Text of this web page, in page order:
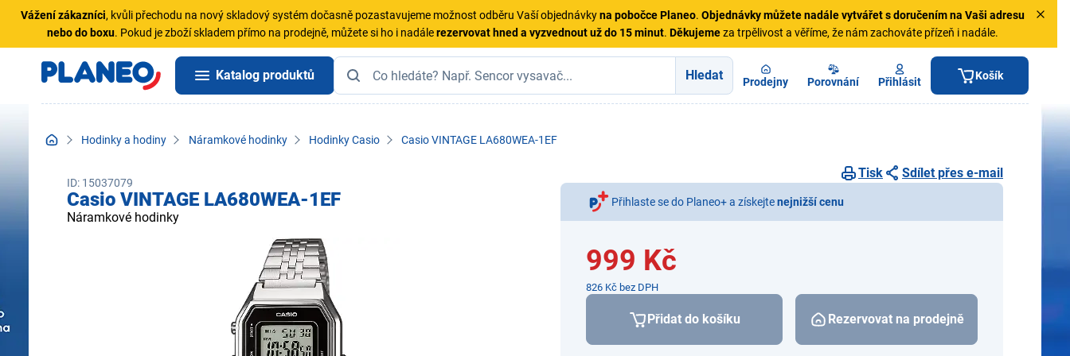
Vážení zákazníci, kvůli přechodu na nový skladový systém dočasně pozastavujeme možnost odběru Vaší objednávkyna pobočce Planeo. Objednávkymůžete nadále vytvářet s doručením na Vaši adresu
nebo do boxu. Pokud je zboží skladem přímo na prodejně, můžete si ho i nadálerezervovat hned a vyzvednout už do 15 minut. Děkujemeza trpělivost a věříme, že nám zachováte přízeň i nadále.
Katalog produktů Hledat Prodejny Porovnání Přihlásit Košík
Hodinky a hodiny Náramkové hodinky Hodinky Casio Casio VINTAGE LA680WEA-1EF
ID: 15037079
Casio VINTAGE LA680WEA-1EF
Náramkové hodinky
Tisk Sdílet přes e-mail
Přihlaste se do Planeo+ a získejtenejnižší cenu
999 Kč
826 Kč bez DPH
Přidat do košíku Rezervovat na prodejně